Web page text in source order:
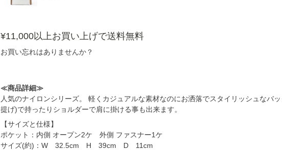
¥11,000以上お買い上げで送料無料
お買い忘れはありませんか？
≪商品詳細≫
人気のナイロンシリーズ。 軽くカジュアルな素材なのにお洒落でスタイリッシュなバ
提げ)で持ったりショルダーで肩に掛ける事も出来ます。
【サイズと仕様】
ポケット：内側 オープン2ケ 外側 ファスナー1ケ
サイズ(約)：W 32.5cm H 39cm D 11cm